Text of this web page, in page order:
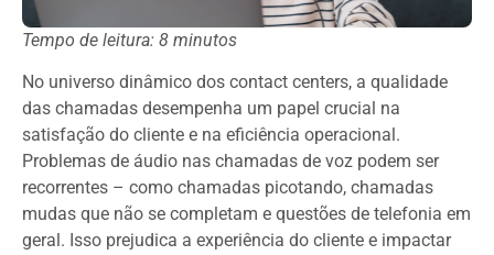
Tempo de leitura: 8 minutos
No universo dinâmico dos contact centers, a qualidade
das chamadas desempenha um papel crucial na
satisfação do cliente e na eficiência operacional.
Problemas de áudio nas chamadas de voz podem ser
recorrentes – como chamadas picotando, chamadas
mudas que não se completam e questões de telefonia em
geral. Isso prejudica a experiência do cliente e impactar